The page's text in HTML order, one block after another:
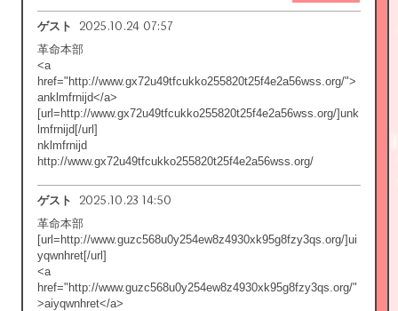
ゲスト 2025.10.24 07:57
革命本部
<a
href="http://www.gx72u49tfcukko255820t25f4e2a56wss.org/">
anklmfrnijd</a>
[url=http://www.gx72u49tfcukko255820t25f4e2a56wss.org/]unk
lmfrnijd[/url]
nklmfrnijd
http://www.gx72u49tfcukko255820t25f4e2a56wss.org/
ゲスト 2025.10.23 14:50
革命本部
[url=http://www.guzc568u0y254ew8z4930xk95g8fzy3qs.org/]ui
yqwnhret[/url]
<a
href="http://www.guzc568u0y254ew8z4930xk95g8fzy3qs.org/"
>aiyqwnhret</a>